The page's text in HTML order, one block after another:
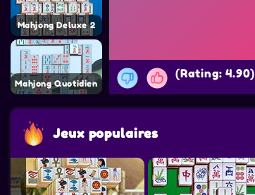
Mahjong Deluxe 2
Mahjong Quotidien
(Rating: 4.90)
Jeux populaires